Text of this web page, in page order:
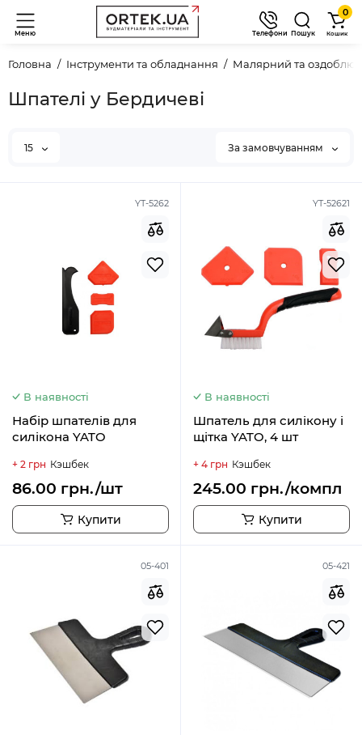
Меню Телефони Пошук
0
Кошик
Головна Інструменти та обладнання Малярний та
Шпателі у Бердичеві
15 За замовчуванням
YT-5262
В наявності
Набір шпателів для
силікона YATO
+ 2 грн Кэшбек
86.00 грн./шт
Купити
YT-52621
В наявності
Шпатель для силікону і
щітка YATO, 4 шт
+ 4 грн Кэшбек
245.00 грн./компл
Купити
05-401 05-421